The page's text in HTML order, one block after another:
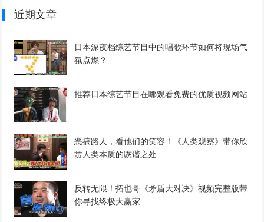
近期文章
日本深夜档综艺节目中的唱歌环节如何将现场气
氛点燃？
推荐日本综艺节目在哪观看免费的优质视频网站
恶搞路人，看他们的笑容！《人类观察》带你欣
赏人类本质的诙谐之处
反转无限！拓也哥《矛盾大对决》视频完整版带
你寻找终极大赢家